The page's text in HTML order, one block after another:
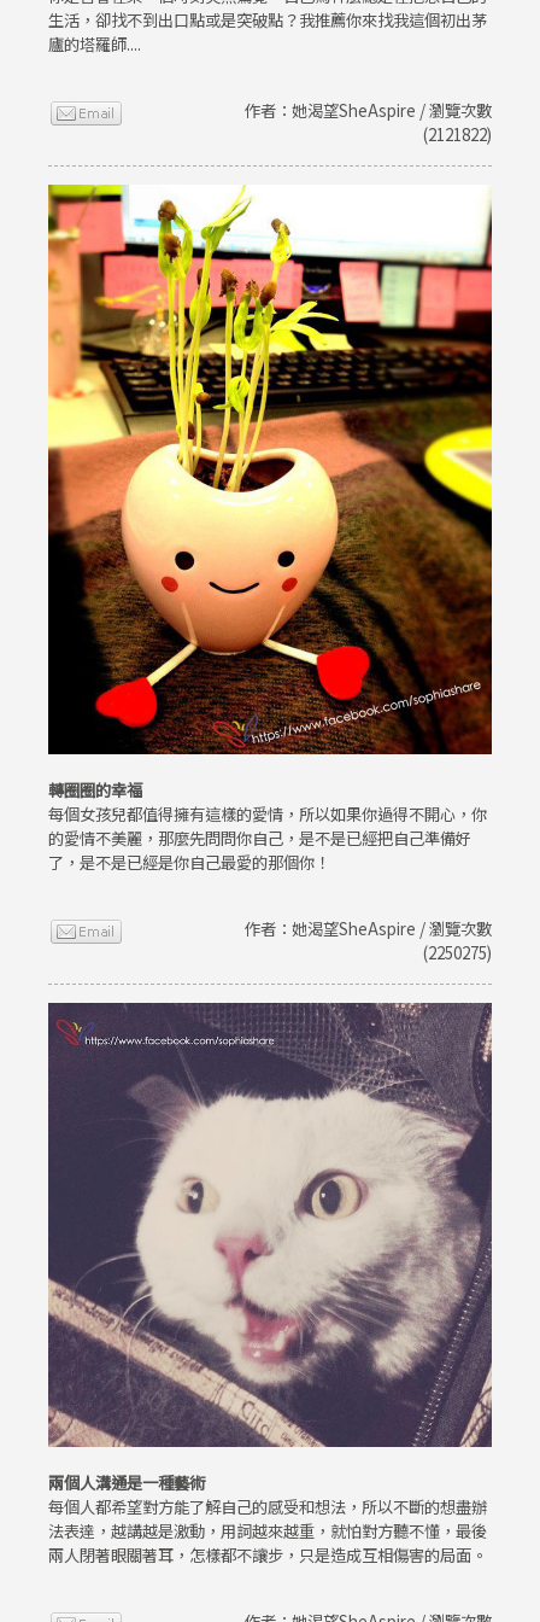
生活，卻找不到出口點或是突破點？我推薦你來找我這個初出茅
廬的塔羅師....
作者：她渴望SheAspire / 瀏覽次數
(2121822)
轉圈圈的幸福
每個女孩兒都值得擁有這樣的愛情，所以如果你過得不開心，你
的愛情不美麗，那麼先問問你自己，是不是已經把自己準備好
了，是不是已經是你自己最愛的那個你！
作者：她渴望SheAspire / 瀏覽次數
(2250275)
兩個人溝通是一種藝術
每個人都希望對方能了解自己的感受和想法，所以不斷的想盡辦
法表達，越講越是激動，用詞越來越重，就怕對方聽不懂，最後
兩人閉著眼關著耳，怎樣都不讓步，只是造成互相傷害的局面。